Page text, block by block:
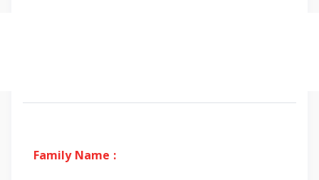
Family Name :